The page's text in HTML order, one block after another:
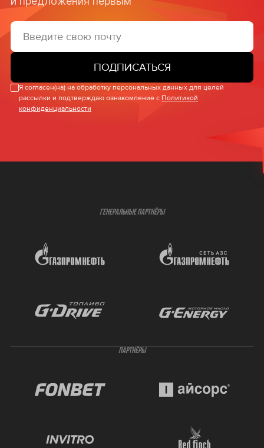
ПОДПИСАТЬСЯ
Я согласен(на) на обработку персональных данных для целей
рассылки и подтверждаю ознакомление с Политикой
конфиденциальности
ГЕНЕРАЛЬНЫЕ ПАРТНЁРЫ
ПАРТНЁРЫ